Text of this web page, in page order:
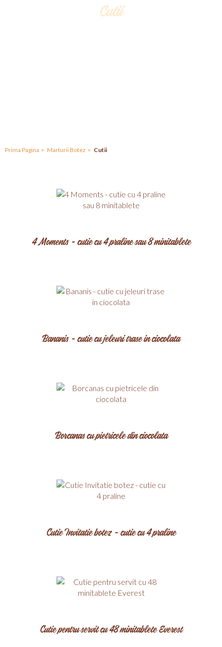
Cutii
Prima Pagina Marturii Botez Cutii
4 Moments - cutie cu 4 praline sau 8 minitablete
Bananis - cutie cu jeleuri trase in ciocolata
Borcanas cu pietricele din ciocolata
Cutie Invitatie botez - cutie cu 4 praline
Cutie pentru servit cu 48 minitablete Everest